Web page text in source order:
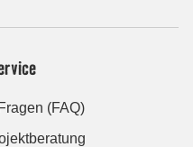
(FAQ)